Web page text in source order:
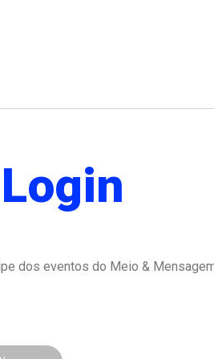
Login
dos eventos do Meio &